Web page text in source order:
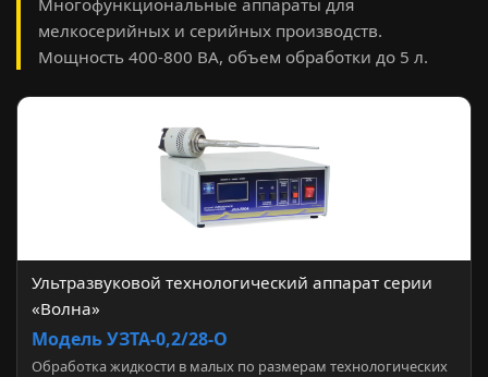
Многофункциональные аппараты для
мелкосерийных и серийных производств.
Мощность 400-800 ВА, объем обработки до 5 л.
Ультразвуковой технологический аппарат серии
«Волна»
Модель УЗТА-0,2/28-О
Обработка жидкости в малых по размерам технологических